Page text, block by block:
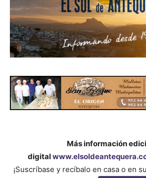
Más información
digital
¡Suscríbase y recíbalo en casa o en